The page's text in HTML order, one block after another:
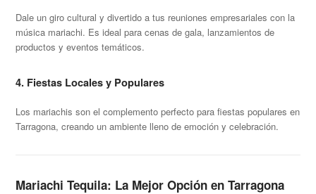
Dale un giro cultural y divertido a tus reuniones empresariales con la
música mariachi. Es ideal para cenas de gala, lanzamientos de
productos y eventos temáticos.
4. Fiestas Locales y Populares
Los mariachis son el complemento perfecto para fiestas populares en
Tarragona, creando un ambiente lleno de emoción y celebración.
Mariachi Tequila: La Mejor Opción en Tarragona